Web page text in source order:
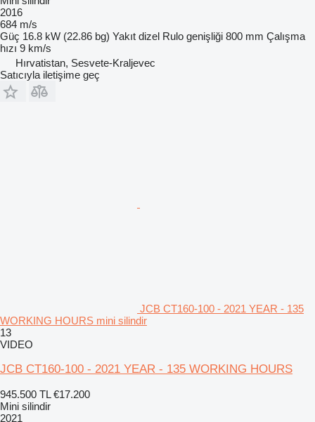
2016
684 m/s
Güç 16.8 kW (22.86 bg) Yakıt dizel Rulo genişliği 800 mm Çalışma
hızı 9 km/s
Hırvatistan, Sesvete-Kraljevec
Satıcıyla iletişime geç
JCB CT160-100 - 2021 YEAR - 135
WORKING HOURS mini silindir
13
VIDEO
JCB CT160-100 - 2021 YEAR - 135 WORKING HOURS
945.500 TL €17.200
Mini silindir
2021